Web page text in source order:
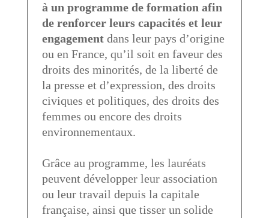
à un programme de formation afin
de renforcer leurs capacités et leur
engagementdans leur pays d’origine
ou en France, qu’il soit en faveur des
droits des minorités, de la liberté de
la presse et d’expression, des droits
civiques et politiques, des droits des
femmes ou encore des droits
environnementaux.
Grâce au programme, les lauréats
peuvent développer leur association
ou leur travail depuis la capitale
française, ainsi que tisser un solide